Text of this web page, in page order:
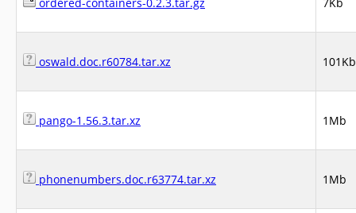
oswald.doc.r60784.tar.xz 101Kb
pango-1.56.3.tar.xz 1Mb
phonenumbers.doc.r63774.tar.xz 1Mb